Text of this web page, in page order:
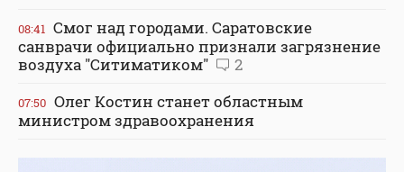
08:41 Смог над городами. Саратовские
санврачи официально признали загрязнение
воздуха "Ситиматиком"
2
07:50 Олег Костин станет областным
министром здравоохранения